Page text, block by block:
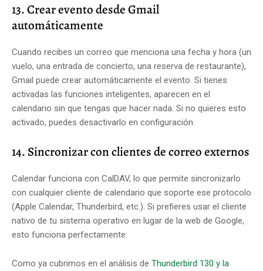
13. Crear evento desde Gmail
automáticamente
Cuando recibes un correo que menciona una fecha y hora (un
vuelo, una entrada de concierto, una reserva de restaurante),
Gmail puede crear automáticamente el evento. Si tienes
activadas las funciones inteligentes, aparecen en el
calendario sin que tengas que hacer nada. Si no quieres esto
activado, puedes desactivarlo en configuración.
14. Sincronizar con clientes de correo externos
Calendar funciona con CalDAV, lo que permite sincronizarlo
con cualquier cliente de calendario que soporte ese protocolo
(Apple Calendar, Thunderbird, etc.). Si prefieres usar el cliente
nativo de tu sistema operativo en lugar de la web de Google,
esto funciona perfectamente.
Como ya cubrimos en el análisis de Thunderbird 130 y la